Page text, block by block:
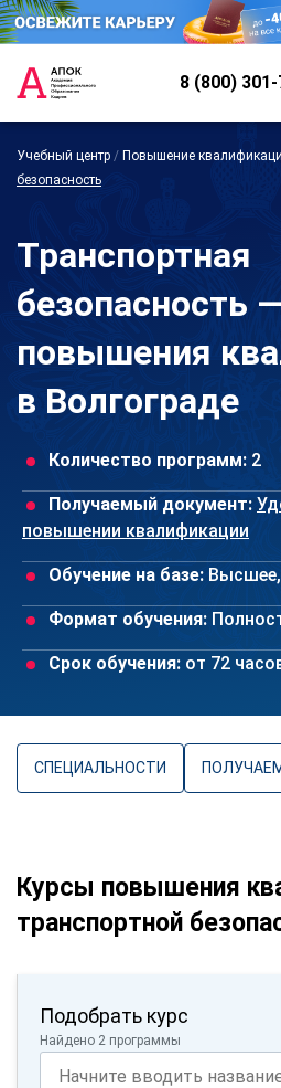
8 (800)
Учебный центр / Повышение
безопасность
Транспортная
безопасность
повышения
в Волгограде
Количество программ: 2
Получаемый документ:
повышении квалификации
Обучение на базе:
Формат обучения:
Срок обучения: от 72
СПЕЦИАЛЬНОСТИ
Курсы повышения
транспортной
Подобрать курс
Найдено 2 программы